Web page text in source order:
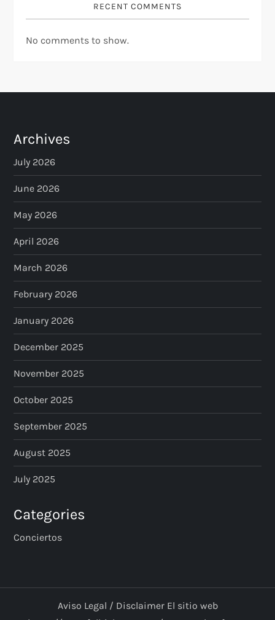
RECENT COMMENTS
No comments to show.
Archives
July 2026
June 2026
May 2026
April 2026
March 2026
February 2026
January 2026
December 2025
November 2025
October 2025
September 2025
August 2025
July 2025
Categories
Conciertos
Aviso Legal / Disclaimer El sitio web